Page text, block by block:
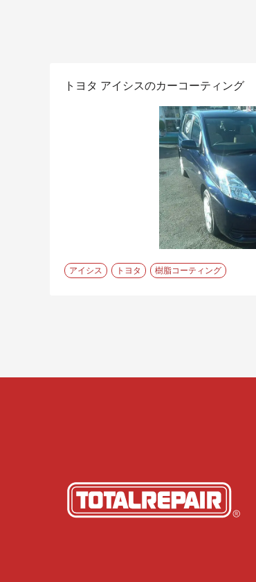
デントリペア（へこみ修理）
トヨタ アイシスのカーコーティング
アイシス トヨタ 樹脂コーティング